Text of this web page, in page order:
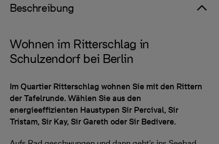
Beschreibung
Wohnen im Ritterschlag in
Schulzendorf bei Berlin
Im Quartier Ritterschlag wohnen Sie mit den Rittern
der Tafelrunde. Wählen Sie aus den
energieeffizienten Haustypen Sir Percival, Sir
Tristam, Sir Kay, Sir Gareth oder Sir Bedivere.